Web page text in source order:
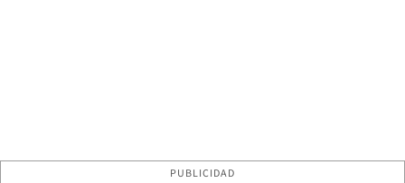
PUBLICIDAD